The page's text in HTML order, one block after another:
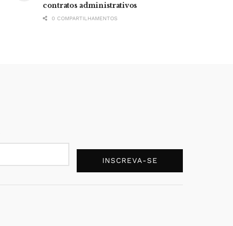
contratos administrativos
0 COMPARTILHAMENTOS
INSCREVA-SE